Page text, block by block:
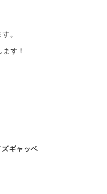
。
す！
ギャッベ